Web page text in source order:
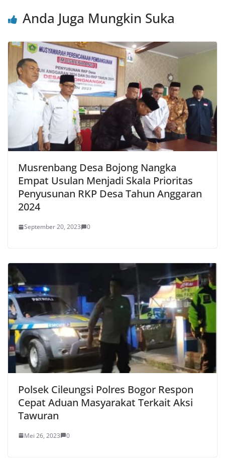
Anda Juga Mungkin Suka
Musrenbang Desa Bojong Nangka
Empat Usulan Menjadi Skala Prioritas
Penyusunan RKP Desa Tahun Anggaran
2024
September 20, 2023 0
Polsek Cileungsi Polres Bogor Respon
Cepat Aduan Masyarakat Terkait Aksi
Tawuran
Mei 26, 2023 0